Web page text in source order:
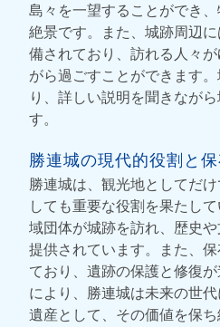
島々を一望することができ
絶景です。また、城跡周辺
備されており、訪れる人々
がら過ごすことができます
り、詳しい説明を聞きなが
す。
勝連城の現代的役割と
勝連城は、観光地としてだ
しても重要な役割を果たし
域団体が城跡を訪れ、歴史
提供されています。また、
ており、遺跡の保護と修復
により、勝連城は未来の世
遺産として、その価値を保ち